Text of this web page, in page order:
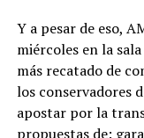
Y a pesar de eso,
miércoles en la
más recatado de
los conservadores
apostar por la
propuestas de: